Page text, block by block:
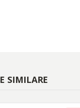
SIMILARE